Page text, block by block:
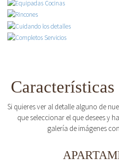
Si quieres ver al detalle alguno de
que seleccionar el que desees y
galería de imágenes